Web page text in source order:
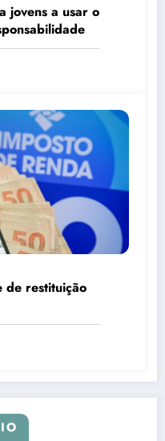
jovens a usar o
de restituição